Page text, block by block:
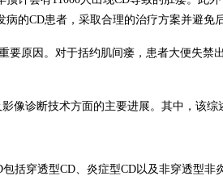
病的CD患者，采取合理的治疗方案并避免
要原因。对于括约肌间瘘，患者大便失禁
像诊断技术方面的主要进展。其中，该综
包括穿透型CD 、炎症型CD以及非穿透型非